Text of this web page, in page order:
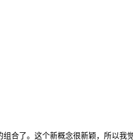
合了。这个新概念很新颖，所以我